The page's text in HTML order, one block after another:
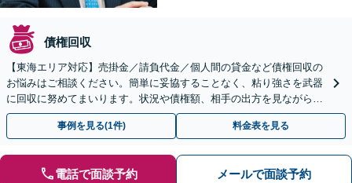
債権回収
【東海エリア対応】売掛金／請負代金／個人間の貸金など債権回収の
お悩みはご相談ください。簡単に妥協することなく、粘り強さを武器
に回収に努めてまいります。状況や債権額、相手の出方を見ながら、
効果的な方法を臨機応変に対応いたします【土日祝対応可】
事例を見る(1件) 料金表を見る
電話で面談予約 メールで面談予約